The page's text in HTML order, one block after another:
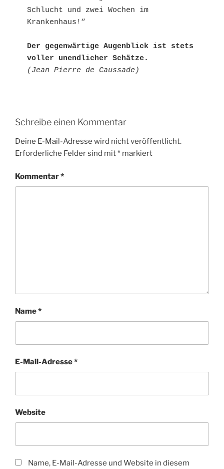
Schlucht und zwei Wochen im
Krankenhaus!“
Der gegenwärtige Augenblick ist stets
voller unendlicher Schätze.
(Jean Pierre de Caussade)
Schreibe einen Kommentar
Deine E-Mail-Adresse wird nicht veröffentlicht.
Erforderliche Felder sind mit* markiert
Kommentar*
Name*
E-Mail-Adresse*
Website
Name, E-Mail-Adresse und Website in diesem